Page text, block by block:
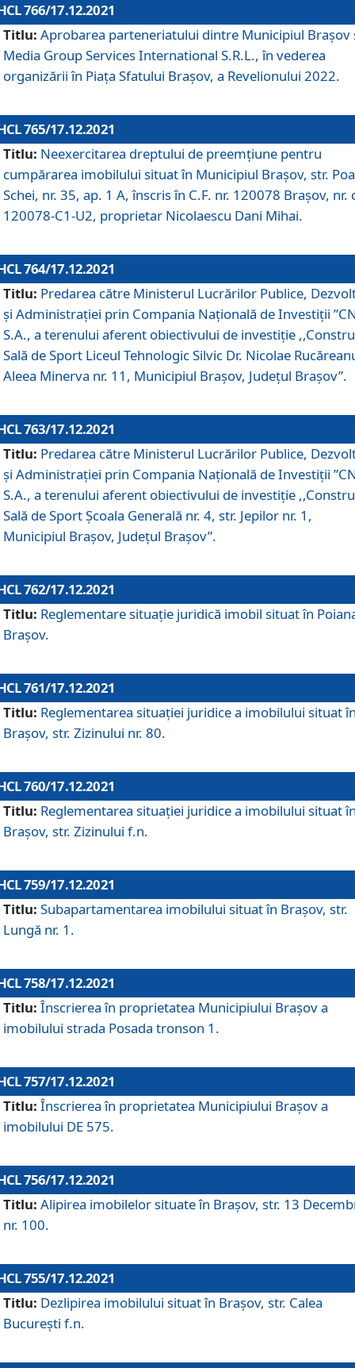
766/17.12.2021
Titlu: Aprobarea parteneriatului dintre Municipiul Brașov
Media Group Services International S.R.L., în vederea
organizării în Piața Sfatului Brașov, a Revelionului 2022.
765/17.12.2021
Titlu: Neexercitarea dreptului de preemţiune pentru
cumpărarea imobilului situat în Municipiul Braşov, str.
Schei, nr. 35, ap. 1 A, înscris în C.F. nr. 120078 Brașov, nr.
120078-C1-U2, proprietar Nicolaescu Dani Mihai.
764/17.12.2021
Titlu: Predarea către Ministerul Lucrărilor Publice,
și Administrației prin Compania Naţională de Investiţii
S.A., a terenului aferent obiectivului de investiţie
Sală de Sport Liceul Tehnologic Silvic Dr. Nicolae
Aleea Minerva nr. 11, Municipiul Brașov, Județul Brașov”.
763/17.12.2021
Titlu: Predarea către Ministerul Lucrărilor Publice,
și Administrației prin Compania Naţională de Investiţii
S.A., a terenului aferent obiectivului de investiție
Sală de Sport Școala Generală nr. 4, str. Jepilor nr. 1,
Municipiul Brașov, Județul Brașov”.
762/17.12.2021
Titlu: Reglementare situație juridică imobil situat în
Brașov.
761/17.12.2021
Titlu: Reglementarea situației juridice a imobilului situat
Brașov, str. Zizinului nr. 80.
760/17.12.2021
Titlu: Reglementarea situației juridice a imobilului situat
Brașov, str. Zizinului f.n.
759/17.12.2021
Titlu: Subapartamentarea imobilului situat în Brașov, str.
Lungă nr. 1.
758/17.12.2021
Titlu: Înscrierea în proprietatea Municipiului Brașov a
imobilului strada Posada tronson 1.
757/17.12.2021
Titlu: Înscrierea în proprietatea Municipiului Brașov a
imobilului DE 575.
756/17.12.2021
Titlu: Alipirea imobilelor situate în Brașov, str. 13
nr. 100.
755/17.12.2021
Titlu: Dezlipirea imobilului situat în Brașov, str. Calea
București f.n.